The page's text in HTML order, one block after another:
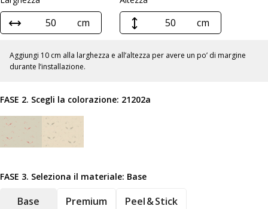
cm cm
Aggiungi 10 cm alla larghezza e all’altezza per avere un po’ di margine
durante l’installazione.
FASE 2. Scegli la colorazione: 21202a
FASE 3. Seleziona il materiale: Base
Base Premium Peel & Stick